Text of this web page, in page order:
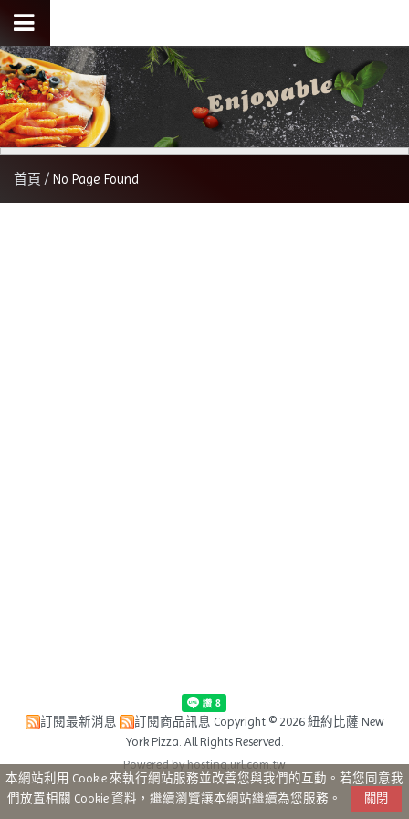
首頁 No Page Found
訂閱最新消息 訂閱商品訊息 Copyright © 2026 紐約比薩 New
York Pizza. All Rights Reserved.
Powered by hosting.url.com.tw
本網站利用 Cookie 來執行網站服務並改善您與我們的互動。若您同意我
們放置相關 Cookie 資料，繼續瀏覽讓本網站繼續為您服務。